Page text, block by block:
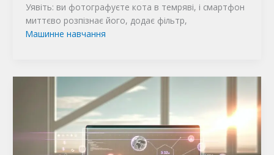
Уявіть: ви фотографуєте кота в темряві, і смартфон
миттєво розпізнає його, додає фільтр,
Машинне навчання